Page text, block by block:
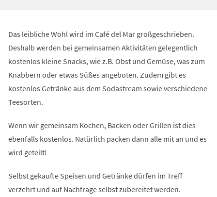
Das leibliche Wohl wird im Café del Mar großgeschrieben.
Deshalb werden bei gemeinsamen Aktivitäten gelegentlich
kostenlos kleine Snacks, wie z.B. Obst und Gemüse, was zum
Knabbern oder etwas Süßes angeboten. Zudem gibt es
kostenlos Getränke aus dem Sodastream sowie verschiedene
Teesorten.
Wenn wir gemeinsam Kochen, Backen oder Grillen ist dies
ebenfalls kostenlos. Natürlich packen dann alle mit an und es
wird geteilt!
Selbst gekaufte Speisen und Getränke dürfen im Treff
verzehrt und auf Nachfrage selbst zubereitet werden.